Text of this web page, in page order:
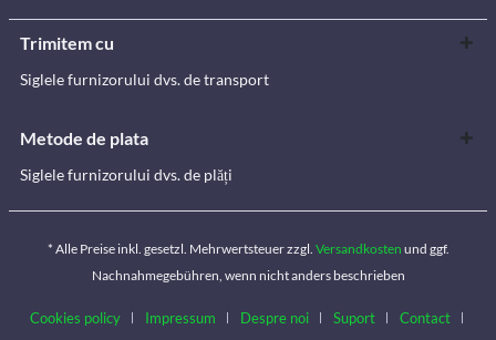
Trimitem cu
Siglele furnizorului dvs. de transport
Metode de plata
Siglele furnizorului dvs. de plăți
* Alle Preise inkl. gesetzl. Mehrwertsteuer zzgl. Versandkosten und ggf.
Nachnahmegebühren, wenn nicht anders beschrieben
Cookies policy Impressum Despre noi Suport Contact